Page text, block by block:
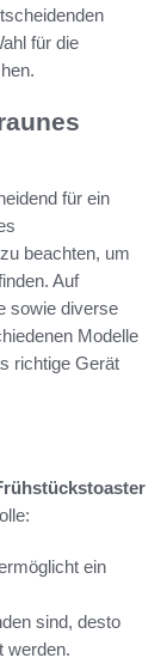
für die
für ein
beachten, um
Auf
sowie diverse
Modelle
richtige Gerät
ein
sind, desto
werden.